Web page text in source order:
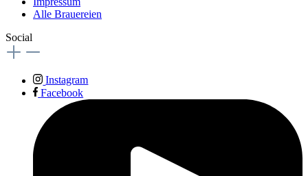
Alle Brauereien
Social
Instagram
Facebook